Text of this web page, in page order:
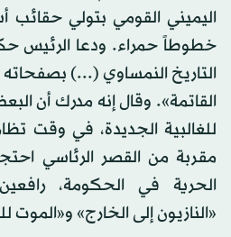
اليميني القومي بتولي حقائب
خطوطاً حمراء. ودعا الرئيس
التاريخ النمساوي (...) بصفحاته
القاتمة». وقال إنه مدرك أن
للغالبية الجديدة، في وقت
مقربة من القصر الرئاسي
الحرية في الحكومة،
«النازيون إلى الخارج» و«الموت